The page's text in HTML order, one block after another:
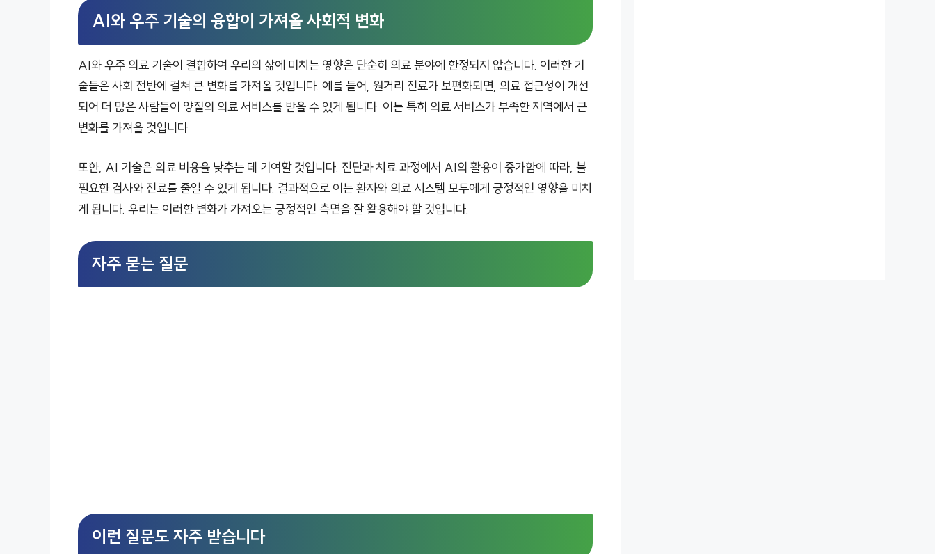
AI와 우주 기술의 융합이 가져올 사회적 변화
AI와 우주 의료 기술이 결합하여 우리의 삶에 미치는 영향은 단순히 의료 분야에 한정되지 않습니다. 이러한 기
술들은 사회 전반에 걸쳐 큰 변화를 가져올 것입니다. 예를 들어, 원거리 진료가 보편화되면, 의료 접근성이 개선
되어 더 많은 사람들이 양질의 의료 서비스를 받을 수 있게 됩니다. 이는 특히 의료 서비스가 부족한 지역에서 큰
변화를 가져올 것입니다.
또한, AI 기술은 의료 비용을 낮추는 데 기여할 것입니다. 진단과 치료 과정에서 AI의 활용이 증가함에 따라, 불
필요한 검사와 진료를 줄일 수 있게 됩니다. 결과적으로 이는 환자와 의료 시스템 모두에게 긍정적인 영향을 미치
게 됩니다. 우리는 이러한 변화가 가져오는 긍정적인 측면을 잘 활용해야 할 것입니다.
자주 묻는 질문
이런 질문도 자주 받습니다